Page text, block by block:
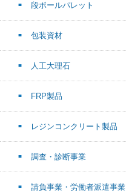
段ボールパレット
包装資材
人工大理石
FRP製品
レジンコンクリート製品
調査・診断事業
請負事業・労働者派遣事業